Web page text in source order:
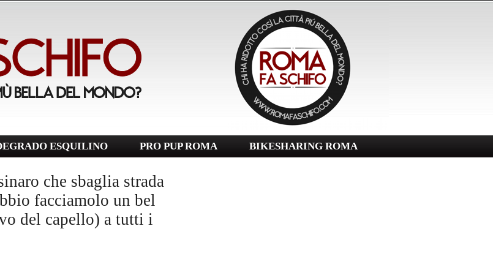
ESQUILINO PRO PUP ROMA BIKESHARING ROMA
che sbaglia strada
facciamolo un bel
del capello) a tutti i